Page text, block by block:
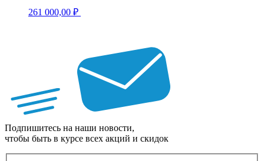
261 000,00 ₽
Подпишитесь на наши новости,
чтобы быть в курсе всех акций и скидок